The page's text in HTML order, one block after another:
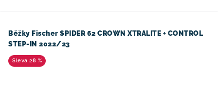
Běžky Fischer SPIDER 62 CROWN XTRALITE + CONTROL
STEP-IN 2022/23
28 %